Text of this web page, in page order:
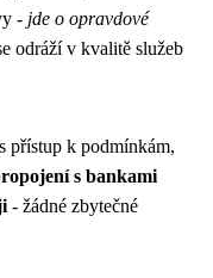
- jde o opravdové
odráží v kvalitě služeb
přístup k podmínkám,
s bankami
- žádné zbytečné